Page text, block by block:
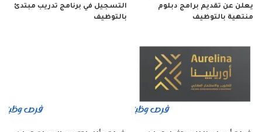
يعلن عن تقديم برامج دبلوم
منتهية بالتوظيف
التسجيل في برنامج تدريب مبتدئ
بالتوظيف